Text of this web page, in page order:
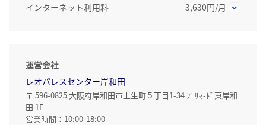
インターネット利用料
3,630円/月
運営会社
レオパレスセンター岸和田
〒 596-0825 大阪府岸和田市土生町５丁目1-34 ﾌﾟﾘﾏ-ﾄﾞ東岸和
田 1F
営業時間：10:00-18:00